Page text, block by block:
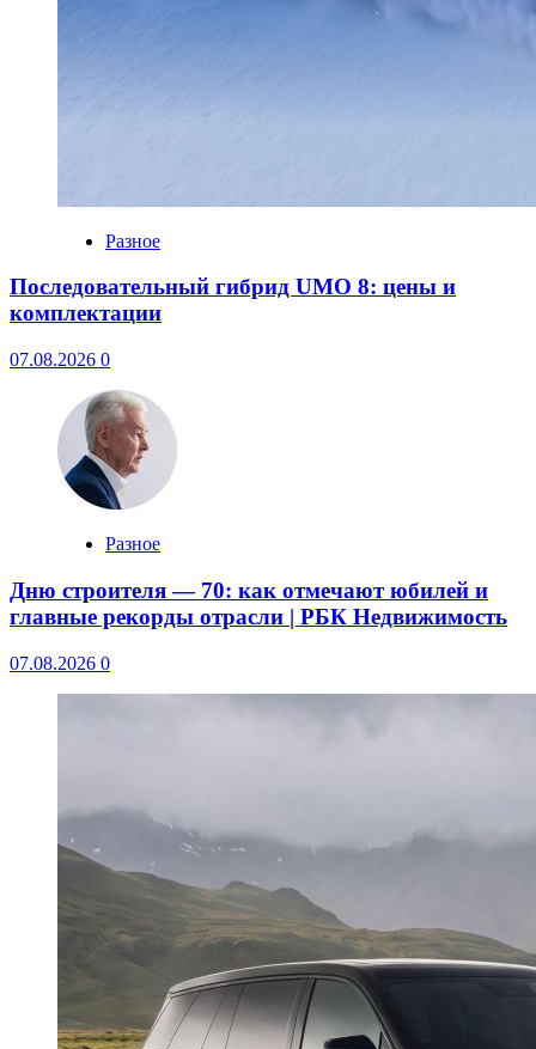
Разное
Последовательный гибрид UMO 8: цены и
комплектации
07.08.2026 0
Разное
Дню строителя — 70: как отмечают юбилей и
главные рекорды отрасли | РБК Недвижимость
07.08.2026 0